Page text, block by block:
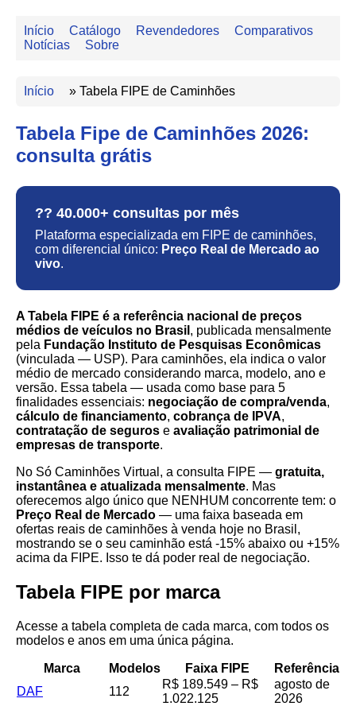
Início Catálogo Revendedores
Comparativos
Notícias
Sobre
Início » Tabela FIPE de Caminhões
Tabela Fipe de Caminhões 2026:
consulta grátis
?? 40.000+ consultas por mês
Plataforma especializada em FIPE de caminhões,
com diferencial único: Preço Real de Mercado ao
vivo.
A Tabela FIPE é a referência nacional de preços
médios de veículos no Brasil , publicada mensalmente
pela Fundação Instituto de Pesquisas Econômicas
(vinculada — USP). Para caminhões, ela indica o valor
médio de mercado considerando marca, modelo, ano e
versão. Essa tabela — usada como base para 5
finalidades essenciais: negociação de compra/venda,
cálculo de financiamento, cobrança de IPVA,
contratação de seguros e avaliação patrimonial de
empresas de transporte.
No Só Caminhões Virtual, a consulta FIPE — gratuita,
instantânea e atualizada mensalmente. Mas
oferecemos algo único que NENHUM concorrente tem: o
Preço Real de Mercado — uma faixa baseada em
ofertas reais de caminhões à venda hoje no Brasil,
mostrando se o seu caminhão está -15% abaixo ou +15%
acima da FIPE. Isso te dá poder real de negociação.
Tabela FIPE por marca
Acesse a tabela completa de cada marca, com todos os
modelos e anos em uma única página.
Marca Modelos Faixa FIPE
Referência
DAF
112
R$ 189.549 – R$
1.022.125
agosto de
2026